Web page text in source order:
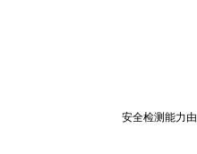
安全检测能力由